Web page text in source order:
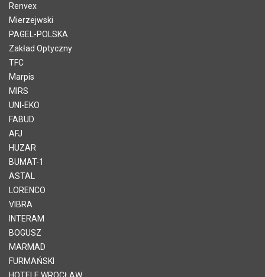
Renvex
Mierzejwski
PAGEL-POLSKA
Zakład Optyczny
TFC
Marpis
MIRS
UNI-EKO
FABUD
AFJ
HUZAR
BUMAT-1
ASTAL
LORENCO
VIBRA
INTERAM
BOGUSZ
MARMAD
FURMAŃSKI
HOTELE WROCŁAW